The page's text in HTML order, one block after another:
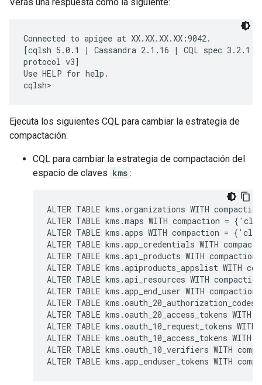
Connected to apigee at XX.XX.XX.XX:9042.
[cqlsh 5.0.1 | Cassandra 2.1.16 | CQL spec 3.2.1
protocol v3]
Use HELP for help.
cqlsh>
Ejecuta los siguientes CQL para cambiar la estrategia de
compactación:
CQL para cambiar la estrategia de compactación del
espacio de claves kms :
ALTER TABLE kms.organizations WITH
ALTER TABLE kms.maps WITH compaction =
ALTER TABLE kms.apps WITH compaction =
ALTER TABLE kms.app_credentials WITH
ALTER TABLE kms.api_products WITH
ALTER TABLE kms.apiproducts_appslist
ALTER TABLE kms.api_resources WITH
ALTER TABLE kms.app_end_user WITH
ALTER TABLE
ALTER TABLE kms.oauth_20_access_tokens
ALTER TABLE kms.oauth_10_request_tokens
ALTER TABLE kms.oauth_10_access_tokens
ALTER TABLE kms.oauth_10_verifiers WITH
ALTER TABLE kms.app_enduser_tokens